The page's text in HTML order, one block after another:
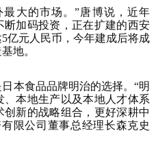
大的市场。”唐博说，近年
加码投资，正在扩建的西安
亿元人民币，今年建成后将成
地。
本食品品牌明治的选择。“明
本地生产以及本地人才体系
新的战略组合，更好深耕中
限公司董事总经理长森克史